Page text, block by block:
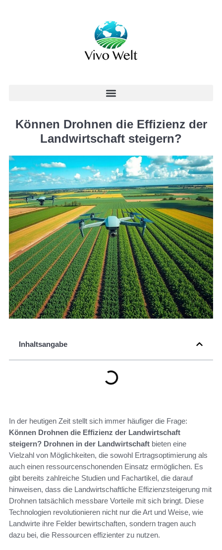
Können Drohnen die Effizienz der
Landwirtschaft steigern?
Inhaltsangabe
In der heutigen Zeit stellt sich immer häufiger die Frage:
Können Drohnen die Effizienz der Landwirtschaft
steigern? Drohnen in der Landwirtschaft bieten eine
Vielzahl von Möglichkeiten, die sowohl Ertragsoptimierung als
auch einen ressourcenschonenden Einsatz ermöglichen. Es
gibt bereits zahlreiche Studien und Fachartikel, die darauf
hinweisen, dass die Landwirtschaftliche Effizienzsteigerung mit
Drohnen tatsächlich messbare Vorteile mit sich bringt. Diese
Technologien revolutionieren nicht nur die Art und Weise, wie
Landwirte ihre Felder bewirtschaften, sondern tragen auch
dazu bei, die Ressourcen effizienter zu nutzen.